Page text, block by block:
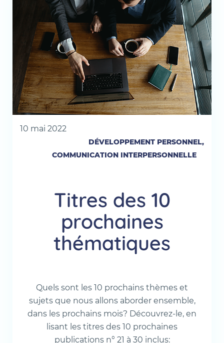
10 mai 2022
DÉVELOPPEMENT PERSONNEL,
COMMUNICATION INTERPERSONNELLE
Titres des 10
prochaines
thématiques
Quels sont les 10 prochains thèmes et
sujets que nous allons aborder ensemble,
dans les prochains mois? Découvrez-le, en
lisant les titres des 10 prochaines
publications n° 21 à 30 inclus: